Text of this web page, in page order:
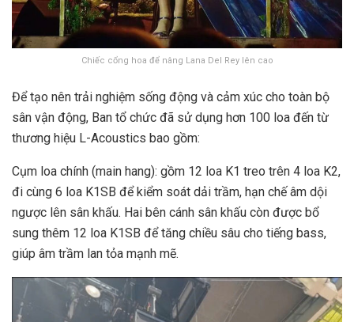
Chiếc cổng hoa để nâng Lana Del Rey lên cao
Để tạo nên trải nghiệm sống động và cảm xúc cho toàn bộ
sân vận động, Ban tổ chức đã sử dụng hơn 100 loa đến từ
thương hiệu L-Acoustics bao gồm:
Cụm loa chính (main hang): gồm 12 loa K1 treo trên 4 loa K2,
đi cùng 6 loa K1SB để kiểm soát dải trầm, hạn chế âm dội
ngược lên sân khấu. Hai bên cánh sân khấu còn được bổ
sung thêm 12 loa K1SB để tăng chiều sâu cho tiếng bass,
giúp âm trầm lan tỏa mạnh mẽ.